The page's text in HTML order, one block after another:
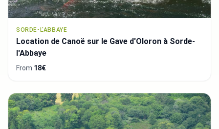
SORDE-L'ABBAYE
Location de Canoë sur le Gave d'Oloron à Sorde-
l'Abbaye
From 18€